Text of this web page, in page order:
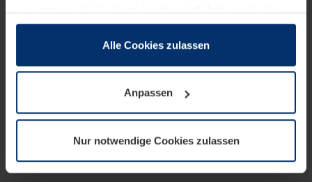
sie im Rahmen Ihrer Nutzung der Dienste gesammelt
wenn diese für den Betrieb dieser Seite unbedingt
notwendig sind. Für alle anderen Cookie-Typen benötigen
wir Ihre Erlaubnis. Ihre Einwilligung können Sie jederzeit
Datenschutzerklärungunserer Website ändern oder
widerrufen.
Alle Cookies zulassen
Anpassen
Nur notwendige Cookies zulassen